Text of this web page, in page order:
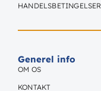
HANDELSBETINGELSER
Generel info
OM OS
KONTAKT